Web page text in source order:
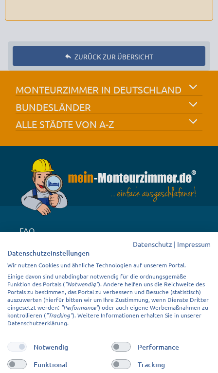
ZURÜCK ZUR ÜBERSICHT
MONTEURZIMMER IN DEUTSCHLAND
BUNDESLÄNDER
ALLE STÄDTE VON A-Z
FAQ
Cookie Einstellungen
Unterkunftsarten von A bis Z
Erfolgsgeschichten
AGB
Impressum
Datenschutz | Impressum
Datenschutzeinstellungen
Wir nutzen Cookies und ähnliche Technologien auf unserem Portal.
Einige davon sind unabdingbar notwendig für die ordnungsgemäße
Funktion des Portals ("Notwendig"). Andere helfen uns die Reichweite des
Portals zu bestimmen, das Portal zu verbessern und Besuche (statistisch)
auszuwerten (hierfür bitten wir um Ihre Zustimmung, wenn Dienste Dritter
eingesetzt werden: "Performance") oder auch eigene Werbemaßnahmen zu
kontrollieren ("Tracking"). Weitere Informationen erhalten Sie in unserer
Datenschutzerklärung.
Notwendig
Performance
Funktional
Tracking